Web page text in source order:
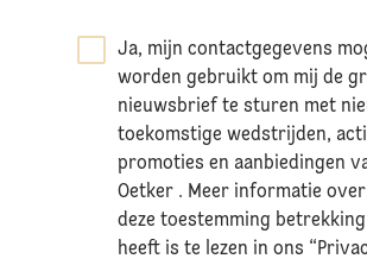
Ja, mijn contactgegevens
worden gebruikt om mij de
nieuwsbrief te sturen met
toekomstige wedstrijden,
promoties en aanbiedingen
Oetker . Meer informatie
deze toestemming
heeft is te lezen in ons